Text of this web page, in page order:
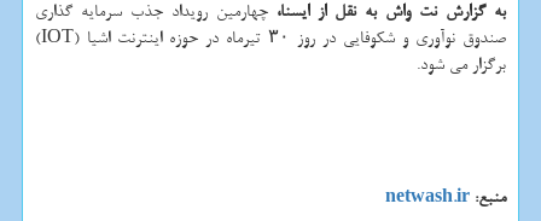
به گزارش نت واش به نقل از ایسنا، چهارمین رویداد جذب سرمایه گذاری
صندوق نوآوری و شکوفایی در روز ۳۰ تیرماه در حوزه اینترنت اشیا (IOT)
برگزار می شود.
منبع: netwash.ir